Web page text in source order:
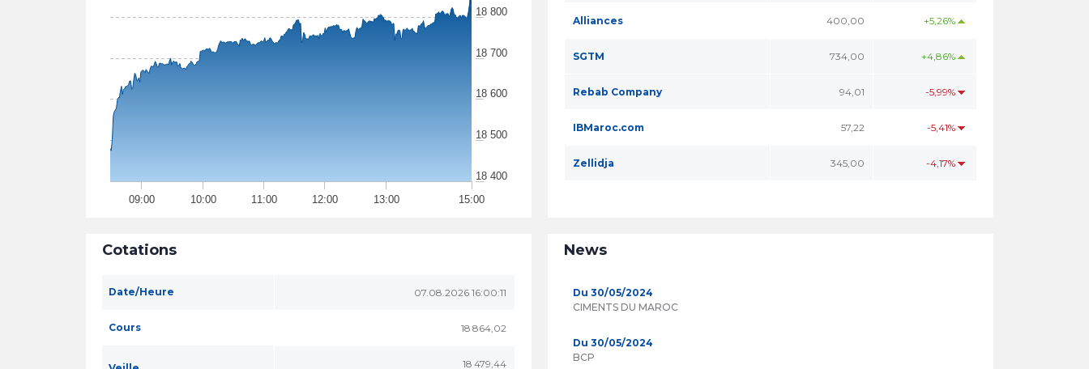
09:00 10:00 11:00 12:00 13:00 15:00
18 400
18 500
18 600
18 700
18 800
Alliances 400,00 +5,26%
SGTM 734,00 +4,86%
Rebab Company 94,01 -5,99%
IBMaroc.com 57,22 -5,41%
Zellidja 345,00 -4,17%
Cotations
Date/Heure 07.08.2026 16:00:11
Cours 18 864,02
18 479,44
News
Du 30/05/2024
CIMENTS DU MAROC
Du 30/05/2024
BCP